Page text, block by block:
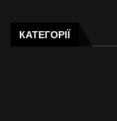
КАТЕГОРІЇ